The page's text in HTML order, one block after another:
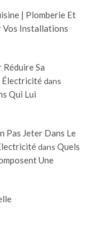
| Plomberie Et
Vos Installations
Sa
Électricitédans
Qui Lui
Pas Jeter Dans Le
dans Quels
Une